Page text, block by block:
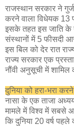
राजस्थान सरकार ने
करने वाला विधेयक 13
इसके तहत इस जाति के
संस्थानों में 5 फीसदी
इस बिल को देर रात
राज्य सरकार एक
नौंवी अनुसूची में
दुनिया को हरा-भरा
नासा के एक ताजा
मामले में विश्व में सबसे
कि दुनिया 20 वर्ष पहले